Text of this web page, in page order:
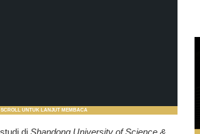
SCROLL UNTUK LANJUT MEMBACA
di Shandong University of Science &